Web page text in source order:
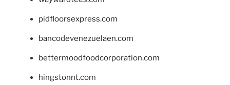
pidfloorsexpress.com
bancodevenezuelaen.com
bettermoodfoodcorporation.com
hingstonnt.com